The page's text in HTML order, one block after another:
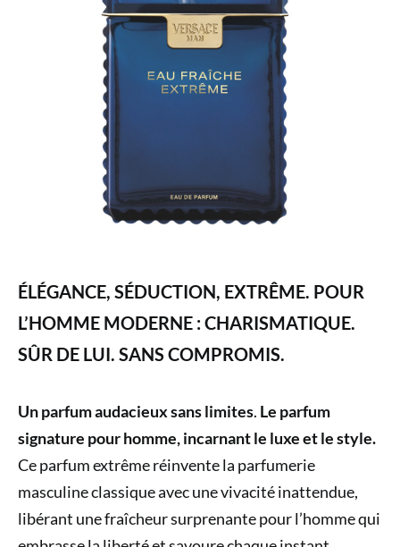
ÉLÉGANCE, SÉDUCTION, EXTRÊME. POUR
L’HOMME MODERNE : CHARISMATIQUE.
SÛR DE LUI. SANS COMPROMIS.
Un parfum audacieux sans limites. Le parfum
signature pour homme, incarnant le luxe et le style.
Ce parfum extrême réinvente la parfumerie
masculine classique avec une vivacité inattendue,
libérant une fraîcheur surprenante pour l’homme qui